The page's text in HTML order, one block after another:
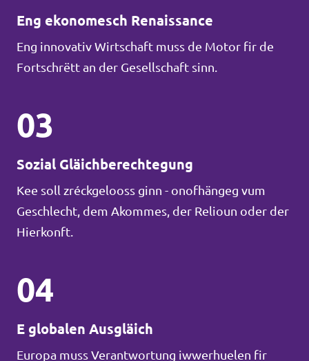
Eng ekonomesch Renaissance
Eng innovativ Wirtschaft muss de Motor fir de
Fortschrëtt an der Gesellschaft sinn.
03
Sozial Gläichberechtegung
Kee soll zréckgelooss ginn - onofhängeg vum
Geschlecht, dem Akommes, der Relioun oder der
Hierkonft.
04
E globalen Ausgläich
Europa muss Verantwortung iwwerhuelen fir